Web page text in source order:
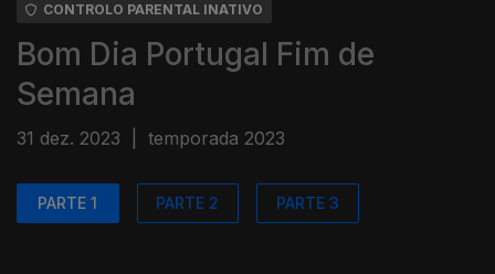
CONTROLO PARENTAL INATIVO
Bom Dia Portugal Fim de
Semana
31 dez. 2023 temporada 2023
PARTE 1 PARTE 2 PARTE 3